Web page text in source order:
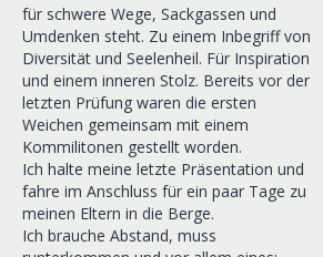
für schwere Wege, Sackgassen und
Umdenken steht. Zu einem Inbegriff von
Diversität und Seelenheil. Für Inspiration
und einem inneren Stolz. Bereits vor der
letzten Prüfung waren die ersten
Weichen gemeinsam mit einem
Kommilitonen gestellt worden.
Ich halte meine letzte Präsentation und
fahre im Anschluss für ein paar Tage zu
meinen Eltern in die Berge.
Ich brauche Abstand, muss